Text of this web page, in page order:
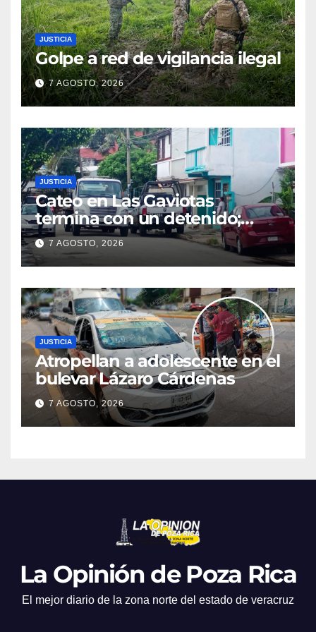
JUSTICIA
Golpe a red de vigilancia ilegal
7 AGOSTO, 2026
JUSTICIA
Cateo en Las Gaviotas
termina con un detenido;
aseguran armas, presunta
droga y un automóvil
7 AGOSTO, 2026
JUSTICIA
Atropellan a adolescente en el
bulevar Lázaro Cárdenas
7 AGOSTO, 2026
La Opinión de Poza Rica
El mejor diario de la zona norte del estado de veracruz